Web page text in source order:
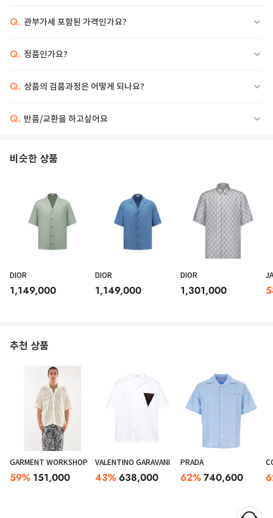
Garment Workshop Shirt Men Yellow Cream
Q. 관부가세 포함된 가격인가요?
Q. 정품인가요?
Q. 상품의 검품과정은 어떻게 되나요?
Q. 반품/교환을 하고싶어요
비슷한 상품
DIOR
1,149,000
DIOR
1,149,000
DIOR
1,301,000
추천 상품
GARMENT WORKSHOP
59% 151,000
VALENTINO GARAVANI
43%638,000
PRADA
62%740,600